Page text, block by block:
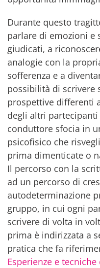
Durante questo
parlare di emozioni e
giudicati, a
analogie con la
sofferenza e a
possibilità di scrivere
prospettive differenti
degli altri
conduttore sfocia in
psicofisico che
prima dimenticate o
Il percorso con la
ad un percorso di
autodeterminazione
gruppo, in cui ogni
scrivere di volta in
prima è indirizzata a
pratica che fa
Esperienze e